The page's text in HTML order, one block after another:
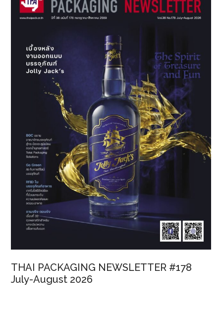
THAI PACKAGING NEWSLETTER #178
July-August 2026